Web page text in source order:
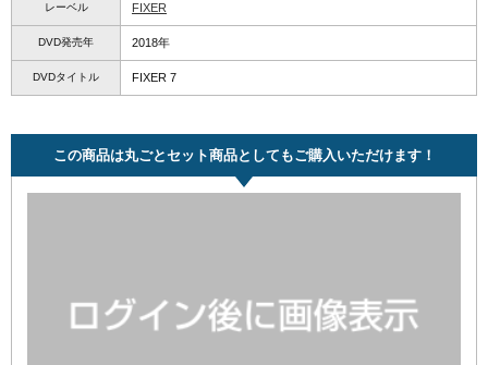
レーベル FIXER
DVD発売年 2018年
DVDタイトル FIXER 7
この商品は丸ごとセット商品としてもご購入いただけます！